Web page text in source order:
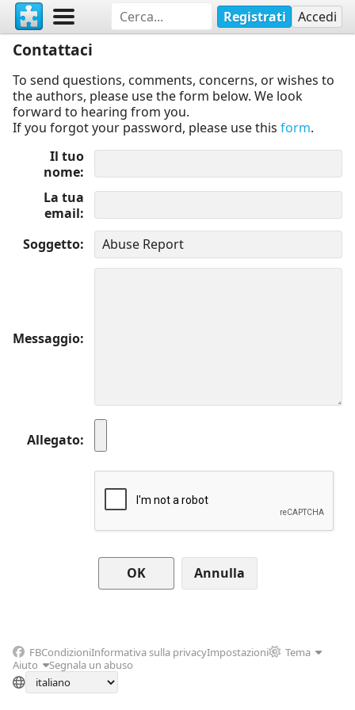
Registrati Accedi
Contattaci
To send questions, comments, concerns, or wishes to
the authors, please use the form below. We look
forward to hearing from you.
If you forgot your password, please use this form.
Il tuo
nome
La tua
email
Soggetto
Messaggio
Allegato
Annulla
FBCondizioniInformativa sulla privacyImpostazioni
Tema
Aiuto
Segnala un abuso